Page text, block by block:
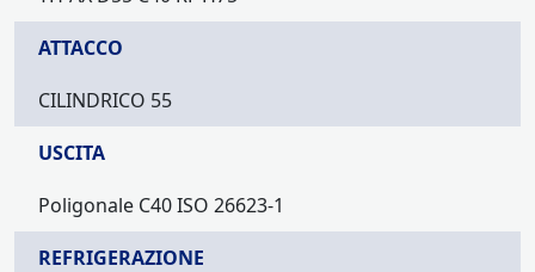
ATTACCO
CILINDRICO 55
USCITA
Poligonale C40 ISO 26623-1
REFRIGERAZIONE